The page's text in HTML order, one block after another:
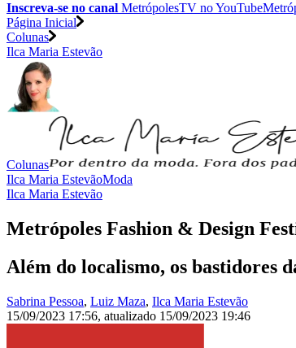
Inscreva-se no canal MetrópolesTV noYouTube
Página Inicial
Colunas
Ilca Maria Estevão
Colunas
Ilca Maria EstevãoModa
Ilca Maria Estevão
Metrópoles Fashion & Design
Além do localismo, os bastidores
Sabrina Pessoa, Luiz Maza, Ilca Maria Estevão
15/09/2023 17:56, atualizado 15/09/2023 19:46